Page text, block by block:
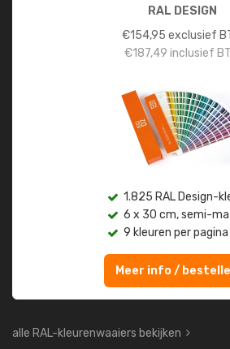
RAL DESIGN
€154,95 exclusief
€187,49 inclusief
1.825 RAL Design-
6 x 30 cm, semi-
9 kleuren per pagina
Meer info /
alle RAL-kleurenwaaiers bekijken